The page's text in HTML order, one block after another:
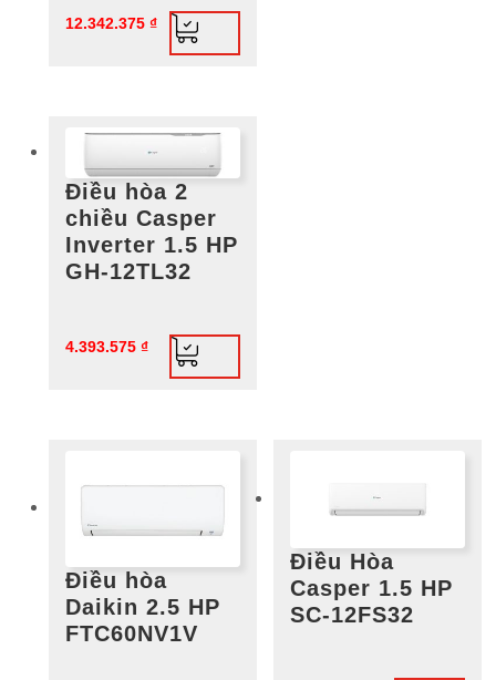
12.342.375 ₫
Điều hòa 2
chiều Casper
Inverter 1.5 HP
GH-12TL32
4.393.575 ₫
Điều hòa
Daikin 2.5 HP
FTC60NV1V
Điều Hòa
Casper 1.5 HP
SC-12FS32